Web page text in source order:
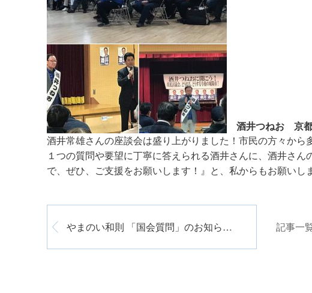
酒井つねお 京
酒井常雄さんの座談会は盛り上がりました！市民の方々か
１つの質問や要望に丁寧に答えられる酒井さんに、酒井さ
で、ぜひ、ご支援をお願いします！』と、私からもお願いし
やまのい和則 「国会質問」のお知らせ 記事一